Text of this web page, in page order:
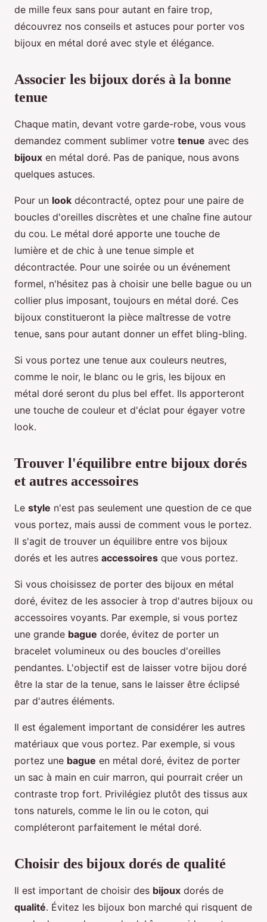
de mille feux sans pour autant en faire trop,
découvrez nos conseils et astuces pour porter vos
bijoux en métal doré avec style et élégance.
Associer les bijoux dorés à la bonne
tenue
Chaque matin, devant votre garde-robe, vous vous
demandez comment sublimer votre tenue avec des
bijoux en métal doré. Pas de panique, nous avons
quelques astuces.
Pour un look décontracté, optez pour une paire de
boucles d'oreilles discrètes et une chaîne fine autour
du cou. Le métal doré apporte une touche de
lumière et de chic à une tenue simple et
décontractée. Pour une soirée ou un événement
formel, n'hésitez pas à choisir une belle bague ou un
collier plus imposant, toujours en métal doré. Ces
bijoux constitueront la pièce maîtresse de votre
tenue, sans pour autant donner un effet bling-bling.
Si vous portez une tenue aux couleurs neutres,
comme le noir, le blanc ou le gris, les bijoux en
métal doré seront du plus bel effet. Ils apporteront
une touche de couleur et d'éclat pour égayer votre
look.
Trouver l'équilibre entre bijoux dorés
et autres accessoires
Le style n'est pas seulement une question de ce que
vous portez, mais aussi de comment vous le portez.
Il s'agit de trouver un équilibre entre vos bijoux
dorés et les autres accessoires que vous portez.
Si vous choisissez de porter des bijoux en métal
doré, évitez de les associer à trop d'autres bijoux ou
accessoires voyants. Par exemple, si vous portez
une grande bague dorée, évitez de porter un
bracelet volumineux ou des boucles d'oreilles
pendantes. L'objectif est de laisser votre bijou doré
être la star de la tenue, sans le laisser être éclipsé
par d'autres éléments.
Il est également important de considérer les autres
matériaux que vous portez. Par exemple, si vous
portez une bague en métal doré, évitez de porter
un sac à main en cuir marron, qui pourrait créer un
contraste trop fort. Privilégiez plutôt des tissus aux
tons naturels, comme le lin ou le coton, qui
compléteront parfaitement le métal doré.
Choisir des bijoux dorés de qualité
Il est important de choisir des bijoux dorés de
qualité. Évitez les bijoux bon marché qui risquent de